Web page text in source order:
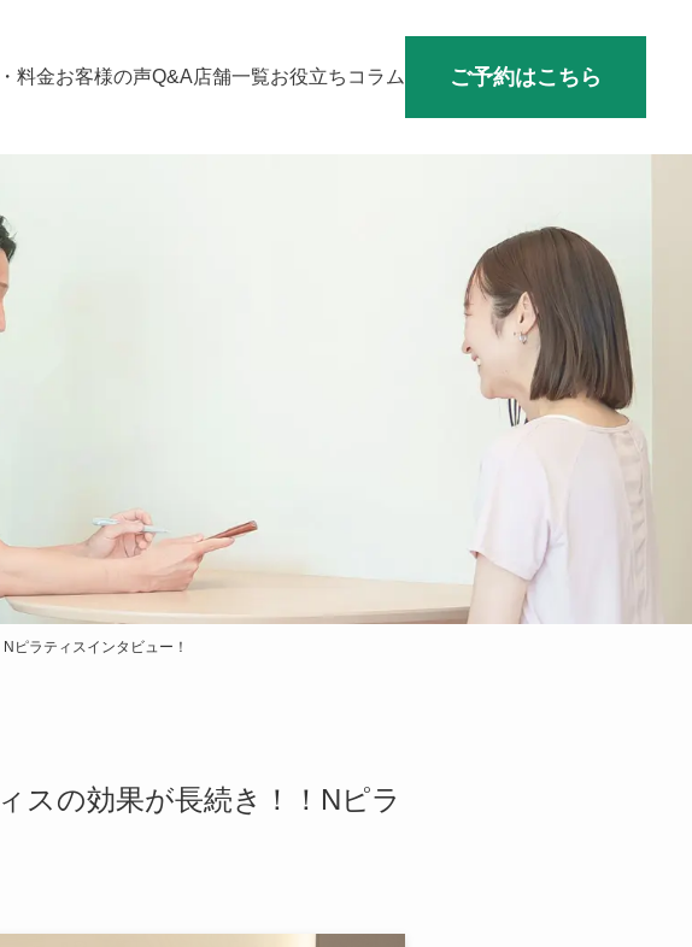
料金お客様の声Q&A店舗一覧お役立ちコラム ご予約はこちら
ピラティスインタビュー！
スの効果が長続き！！Nピラ